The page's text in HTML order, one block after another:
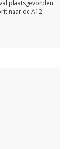
plaatsgevonden
naar de A12.